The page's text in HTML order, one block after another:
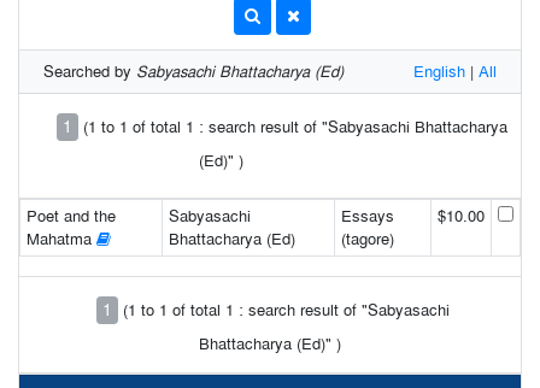
Searched by Sabyasachi Bhattacharya (Ed) English | All
1
(1 to 1 of total 1 : search result of "Sabyasachi Bhattacharya
(Ed)" )
Poet and the
Mahatma
Sabyasachi
Bhattacharya (Ed)
Essays
(tagore)
$10.00
1
(1 to 1 of total 1 : search result of "Sabyasachi
Bhattacharya (Ed)" )